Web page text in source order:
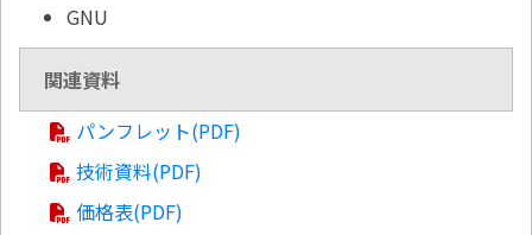
GNU
関連資料
パンフレット(PDF)
技術資料(PDF)
価格表(PDF)